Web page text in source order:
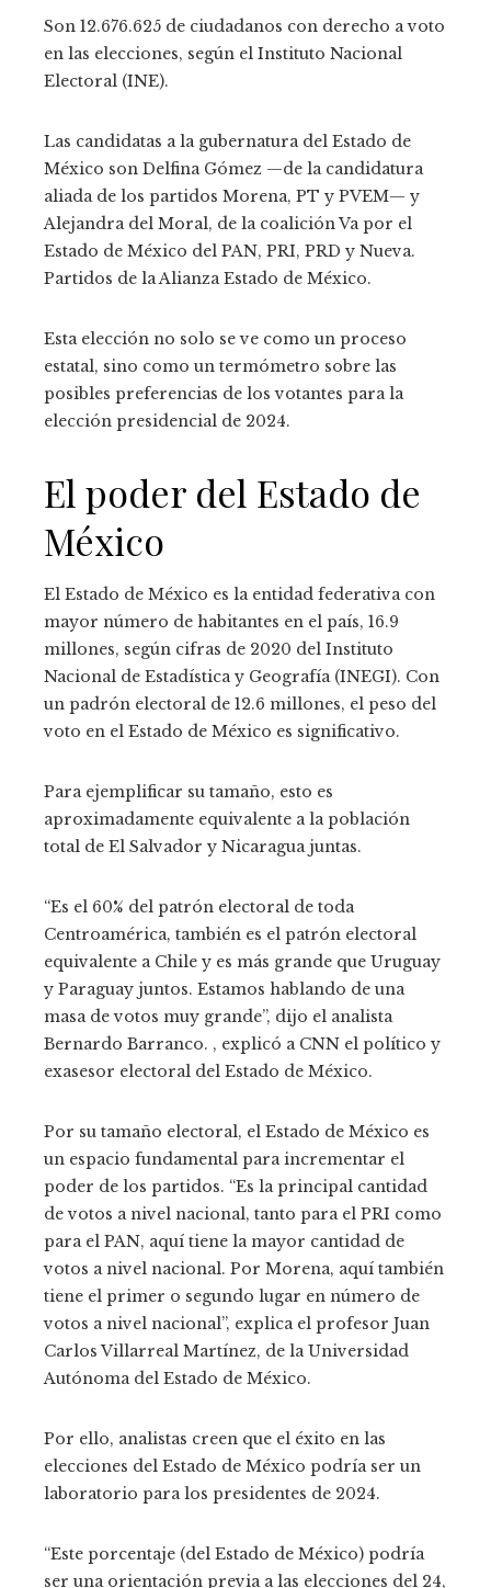
Son 12.676.625 de ciudadanos con derecho a voto
en las elecciones, según el Instituto Nacional
Electoral (INE).
Las candidatas a la gubernatura del Estado de
México son Delfina Gómez —de la candidatura
aliada de los partidos Morena, PT y PVEM— y
Alejandra del Moral, de la coalición Va por el
Estado de México del PAN, PRI, PRD y Nueva.
Partidos de la Alianza Estado de México.
Esta elección no solo se ve como un proceso
estatal, sino como un termómetro sobre las
posibles preferencias de los votantes para la
elección presidencial de 2024.
El poder del Estado de
México
El Estado de México es la entidad federativa con
mayor número de habitantes en el país, 16.9
millones, según cifras de 2020 del Instituto
Nacional de Estadística y Geografía (INEGI). Con
un padrón electoral de 12.6 millones, el peso del
voto en el Estado de México es significativo.
Para ejemplificar su tamaño, esto es
aproximadamente equivalente a la población
total de El Salvador y Nicaragua juntas.
“Es el 60% del patrón electoral de toda
Centroamérica, también es el patrón electoral
equivalente a Chile y es más grande que Uruguay
y Paraguay juntos. Estamos hablando de una
masa de votos muy grande”, dijo el analista
Bernardo Barranco. , explicó a CNN el político y
exasesor electoral del Estado de México.
Por su tamaño electoral, el Estado de México es
un espacio fundamental para incrementar el
poder de los partidos. “Es la principal cantidad
de votos a nivel nacional, tanto para el PRI como
para el PAN, aquí tiene la mayor cantidad de
votos a nivel nacional. Por Morena, aquí también
tiene el primer o segundo lugar en número de
votos a nivel nacional”, explica el profesor Juan
Carlos Villarreal Martínez, de la Universidad
Autónoma del Estado de México.
Por ello, analistas creen que el éxito en las
elecciones del Estado de México podría ser un
laboratorio para los presidentes de 2024.
“Este porcentaje (del Estado de México) podría
ser una orientación previa a las elecciones del 24,